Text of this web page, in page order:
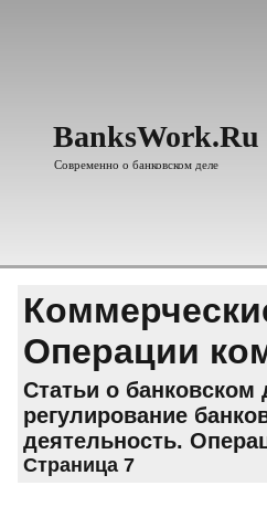
BanksWork.Ru
Современно о банковском деле
Операции
Статьи о банковском
регулирование
деятельность.
Страница 7